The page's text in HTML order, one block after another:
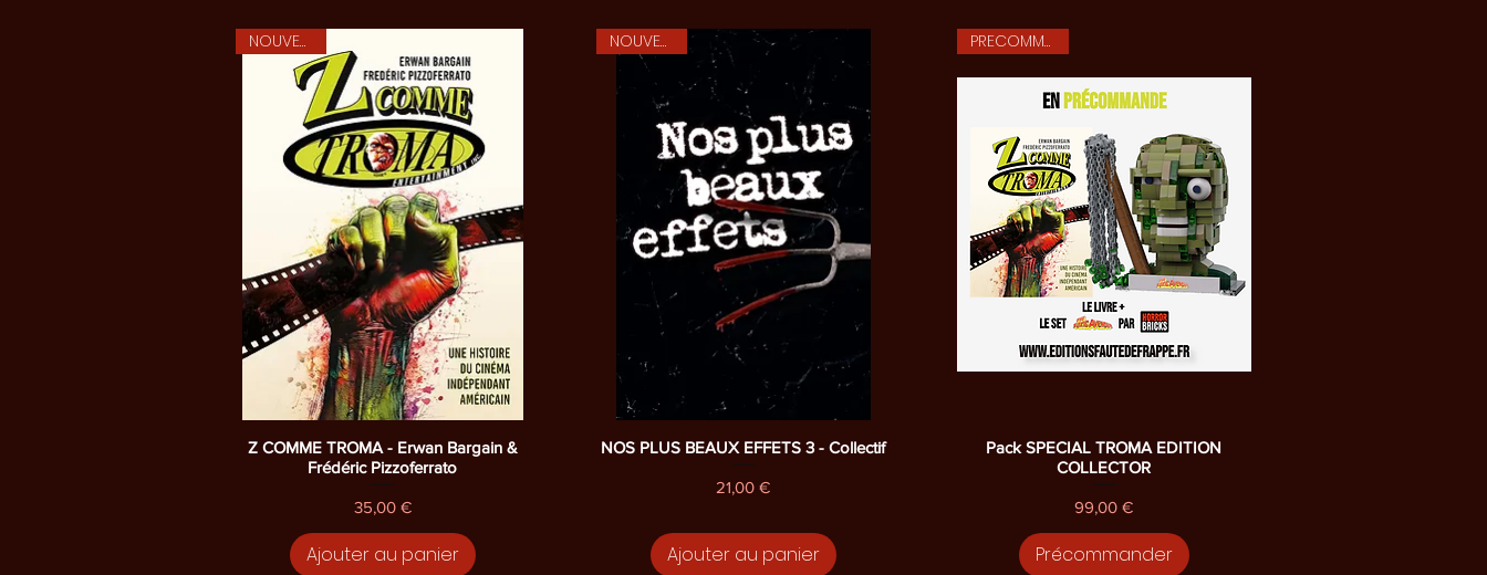
Aperçu rapide
NOUVEAUTE
Z COMME TROMA - Erwan Bargain &
Frédéric Pizzoferrato
Prix
35,00 €
Ajouter au panier
Aperçu rapide
NOUVEAUTE
NOS PLUS BEAUX EFFETS 3 - Collectif
Prix
21,00 €
Ajouter au panier
Aperçu rapide
PRECOMMANDE
Pack SPECIAL TROMA EDITION
COLLECTOR
Prix
99,00 €
Précommander